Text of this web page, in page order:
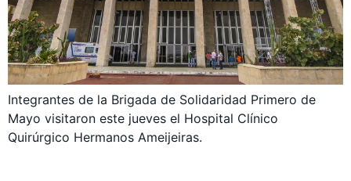
Integrantes de la Brigada de Solidaridad Primero de
Mayo visitaron este jueves el Hospital Clínico
Quirúrgico Hermanos Ameijeiras.